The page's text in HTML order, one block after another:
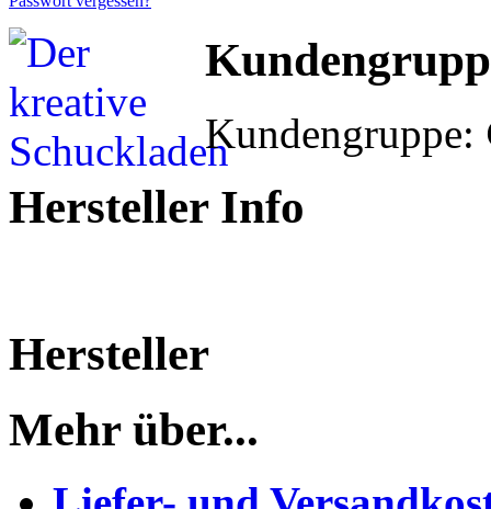
Kundengruppe:
Hersteller Info
Hersteller
Mehr über...